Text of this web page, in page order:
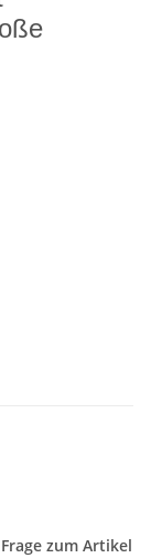
Frage zum Artikel